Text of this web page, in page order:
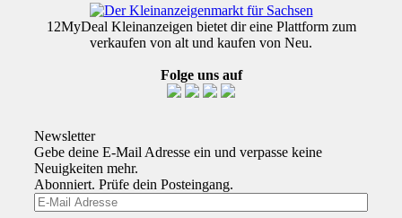
12MyDeal Kleinanzeigen bietet dir eine Plattform zum
verkaufen von alt und kaufen von Neu.
Folge uns auf
Newsletter
Gebe deine E-Mail Adresse ein und verpasse keine
Neuigkeiten mehr.
Abonniert. Prüfe dein Posteingang.